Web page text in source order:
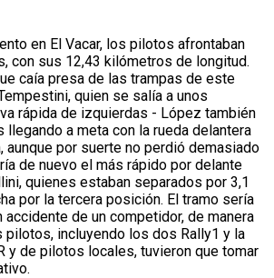
en El Vacar, los pilotos afrontaban
con sus 12,43 kilómetros de longitud.
caía presa de las trampas de este
quien se salía a unos
rápida de izquierdas - López también
llegando a meta con la rueda delantera
aunque por suerte no perdió demasiado
de nuevo el más rápido por delante
quienes estaban separados por 3,1
por la tercera posición. El tramo sería
accidente de un competidor, de manera
pilotos, incluyendo los dos Rally1 y la
y de pilotos locales, tuvieron que tomar